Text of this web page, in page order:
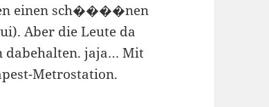
einen sch����nen
Aber die Leute da
dabehalten. jaja… Mit
Metrostation.